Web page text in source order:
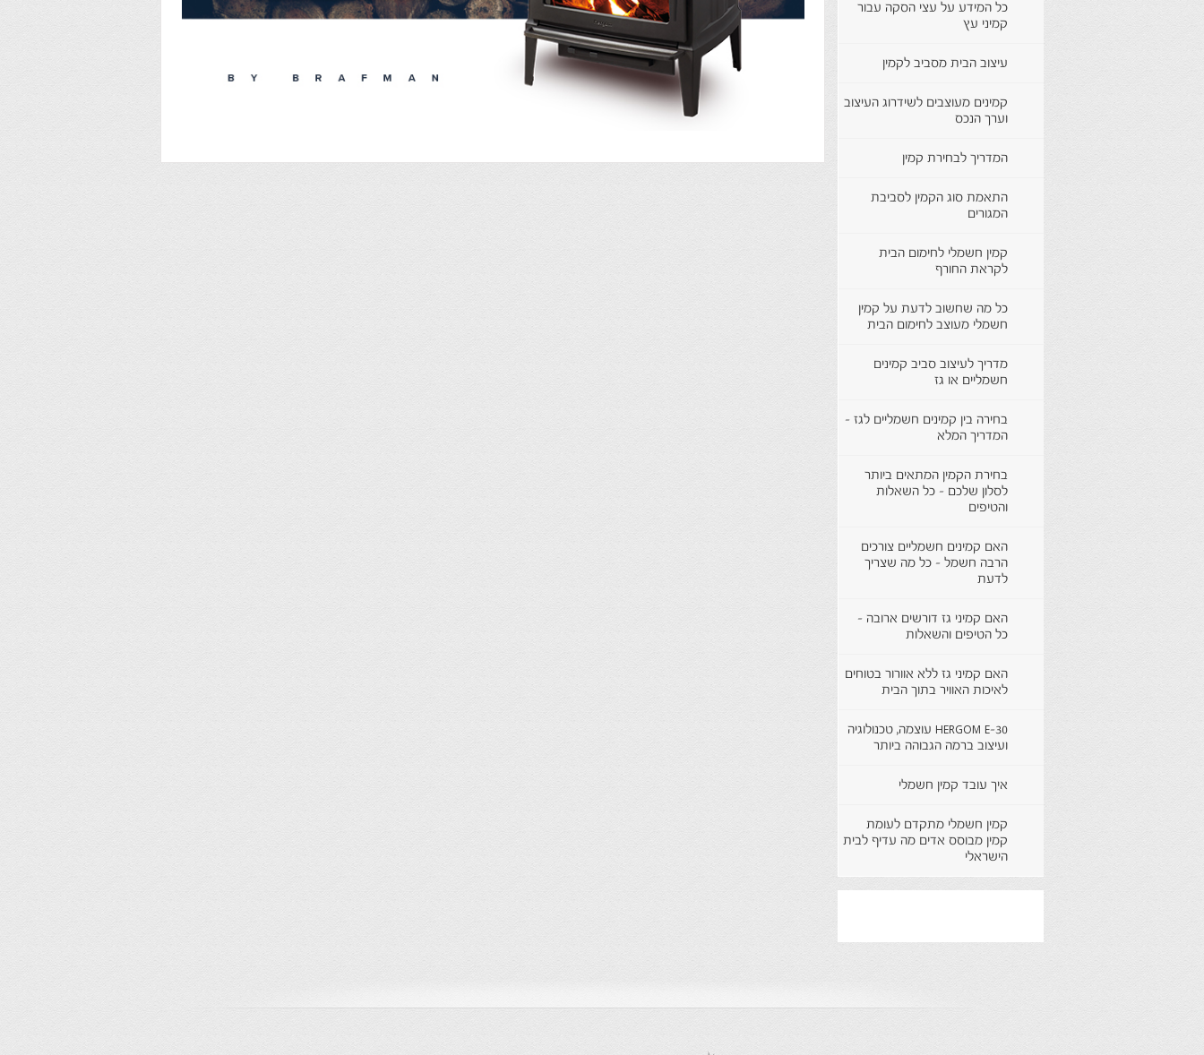
כל המידע על עצי הסקה עבור
קמיני עץ
עיצוב הבית מסביב לקמין
קמינים מעוצבים לשידרוג העיצוב
וערך הנכס
המדריך לבחירת קמין
התאמת סוג הקמין לסביבת
המגורים
קמין חשמלי לחימום הבית
לקראת החורף
כל מה שחשוב לדעת על קמין
חשמלי מעוצב לחימום הבית
מדריך לעיצוב סביב קמינים
חשמליים או גז
בחירה בין קמינים חשמליים לגז -
המדריך המלא
בחירת הקמין המתאים ביותר
לסלון שלכם - כל השאלות
והטיפים
האם קמינים חשמליים צורכים
הרבה חשמל - כל מה שצריך
לדעת
האם קמיני גז דורשים ארובה -
כל הטיפים והשאלות
האם קמיני גז ללא אוורור בטוחים
לאיכות האוויר בתוך הבית
HERGOM E-30 עוצמה, טכנולוגיה
ועיצוב ברמה הגבוהה ביותר
איך עובד קמין חשמלי
קמין חשמלי מתקדם לעומת
קמין מבוסס אדים מה עדיף לבית
הישראלי